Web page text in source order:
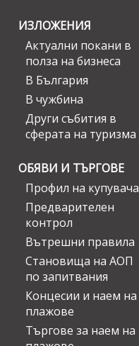
ИЗЛОЖЕНИЯ
Актуални покани в
полза на бизнеса
В България
В чужбина
Други събития в
сферата на туризма
ОБЯВИ И ТЪРГОВЕ
Профил на купувача
Предварителен
контрол
Вътрешни правила
Становища на АОП
по запитвания
Концесии и наем на
плажове
Търгове за наем на